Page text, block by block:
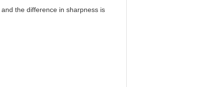
the difference in sharpness is